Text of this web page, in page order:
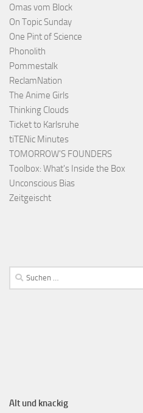
Omas vom Block
On Topic Sunday
One Pint of Science
Phonolith
Pommestalk
ReclamNation
The Anime Girls
Thinking Clouds
Ticket to Karlsruhe
tiTENic Minutes
TOMORROW'S FOUNDERS
Toolbox: What's Inside the Box
Unconscious Bias
Zeitgeischt
Alt und knackig